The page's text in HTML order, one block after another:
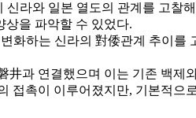
라와 일본 열도의 관계를 고찰
상을 파악할 수 있었다.
화하는 신라의 對倭관계 추이
과 연결했으며 이는 기존 백제
촉이 이루어졌지만, 기본적